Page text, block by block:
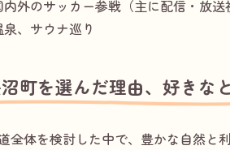
内外のサッカー参戦（主に配信・放送
泉、サウナ巡り
町を選んだ理由、好きな
全体を検討した中で、豊かな自然と